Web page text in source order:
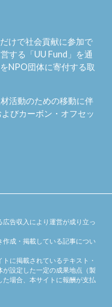
けで社会貢献に参加で
する「UU Fund 」を通
NPO団体に寄付する取
活動のための移動に伴
びカーボン・オフセッ
広告収入により運営が成り立っ
作成・掲載している記事につい
に掲載されているテキスト・
設定した一定の成果地点（製
場合、本サイトに報酬が支払